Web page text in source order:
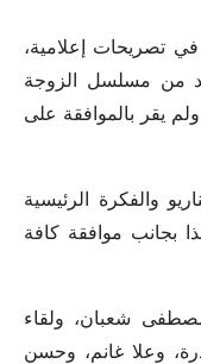
تصريحات إعلامية،
من مسلسل الزوجة
ولم يقر بالموافقة على
والفكرة الرئيسية
بجانب موافقة كافة
شعبان، ولقاء
وعلا غانم، وحسن